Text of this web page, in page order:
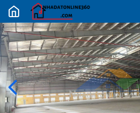
Nhadatban24h.vn